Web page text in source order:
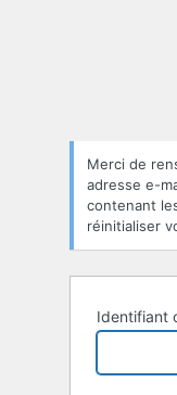
oublié
Merci de
adresse e-
contenant
réinitialiser
Identifiant